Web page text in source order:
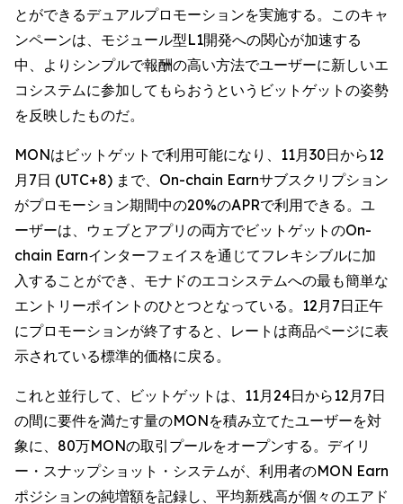
とができるデュアルプロモーションを実施する。このキャ
ンペーンは、モジュール型L1開発への関心が加速する
中、よりシンプルで報酬の高い方法でユーザーに新しいエ
コシステムに参加してもらおうというビットゲットの姿勢
を反映したものだ。
MONはビットゲットで利用可能になり、11月30日から12
月7日 (UTC+8) まで、On-chain Earnサブスクリプション
がプロモーション期間中の20%のAPRで利用できる。ユ
ーザーは、ウェブとアプリの両方でビットゲットのOn-
chain Earnインターフェイスを通じてフレキシブルに加
入することができ、モナドのエコシステムへの最も簡単な
エントリーポイントのひとつとなっている。12月7日正午
にプロモーションが終了すると、レートは商品ページに表
示されている標準的価格に戻る。
これと並行して、ビットゲットは、11月24日から12月7日
の間に要件を満たす量のMONを積み立てたユーザーを対
象に、80万MONの取引プールをオープンする。デイリ
ー・スナップショット・システムが、利用者のMON Earn
ポジションの純増額を記録し、平均新残高が個々のエアド